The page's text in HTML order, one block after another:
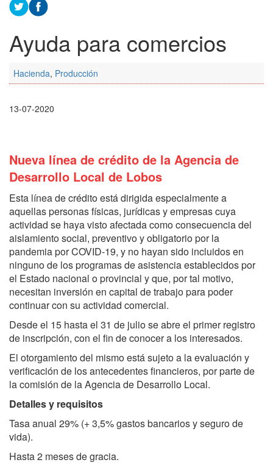
Ayuda para comercios
Hacienda, Producción
13-07-2020
Nueva línea de crédito de la Agencia de
Desarrollo Local de Lobos
Esta línea de crédito está dirigida especialmente a
aquellas personas físicas, jurídicas y empresas cuya
actividad se haya visto afectada como consecuencia del
aislamiento social, preventivo y obligatorio por la
pandemia por COVID-19, y no hayan sido incluidos en
ninguno de los programas de asistencia establecidos por
el Estado nacional o provincial y que, por tal motivo,
necesitan inversión en capital de trabajo para poder
continuar con su actividad comercial.
Desde el 15 hasta el 31 de julio se abre el primer registro
de inscripción, con el fin de conocer a los interesados.
El otorgamiento del mismo está sujeto a la evaluación y
verificación de los antecedentes financieros, por parte de
la comisión de la Agencia de Desarrollo Local.
Detalles y requisitos
Tasa anual 29% (+ 3,5% gastos bancarios y seguro de
vida).
Hasta 2 meses de gracia.